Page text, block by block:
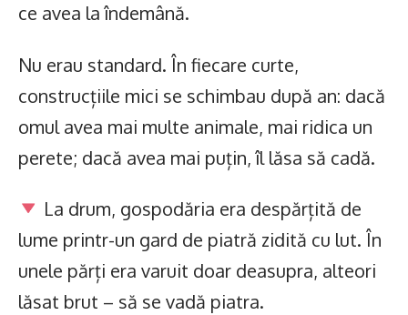
ce avea la îndemână.
Nu erau standard. În fiecare curte,
construcțiile mici se schimbau după an: dacă
omul avea mai multe animale, mai ridica un
perete; dacă avea mai puțin, îl lăsa să cadă.
La drum, gospodăria era despărțită de
lume printr-un gard de piatră zidită cu lut. În
unele părți era varuit doar deasupra, alteori
lăsat brut – să se vadă piatra.